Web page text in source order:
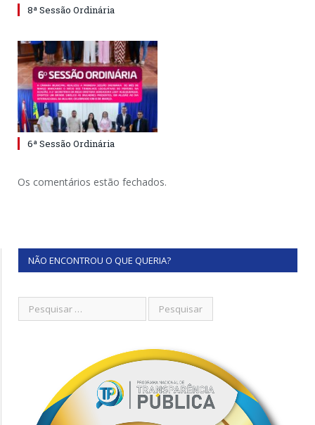
8ª Sessão Ordinária
6ª Sessão Ordinária
Os comentários estão fechados.
NÃO ENCONTROU O QUE QUERIA?